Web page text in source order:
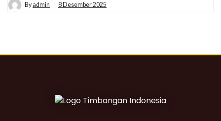
By admin 8 Desember 2025